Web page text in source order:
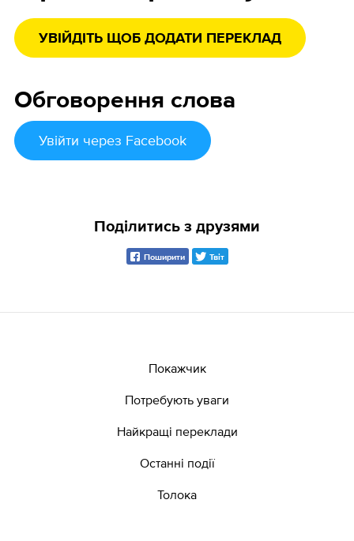
УВІЙДІТЬ ЩОБ ДОДАТИ ПЕРЕКЛАД
Обговорення слова
Увійти через Facebook
Поділитись з друзями
Поширити Твіт
Покажчик
Потребують уваги
Найкращі переклади
Останні події
Толока